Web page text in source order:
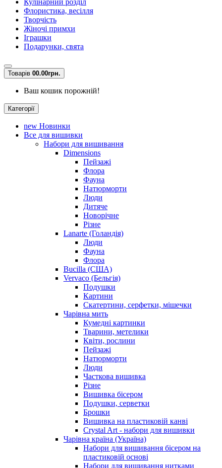
Флористика, весілля
Творчість
Жіночі примхи
Іграшки
Подарунки, свята
Товарів 00.00грн.
Ваш кошик порожній!
Категорії
new Новинки
Все для вишивки
Набори для вишивання
Dimensions
Пейзажі
Флора
Фауна
Натюрморти
Люди
Дитяче
Новорічне
Різне
Lanarte (Голандія)
Люди
Фауна
Флора
Bucilla (США)
Vervaco (Бельгія)
Подушки
Картини
Скатертини, серфетки, мішечки
Чарiвна мить
Кумедні картинки
Тварини, метелики
Квіти, рослини
Пейзажі
Натюрморти
Люди
Часткова вишивка
Різне
Вишивка бісером
Подушки, серветки
Брошки
Вишивка на пластиковій канві
Crystal Art - набори для вишивки
Чарівна країна (Україна)
Набори для вишивання бісером на
пластиковій основі
Набори для вишивання нитками